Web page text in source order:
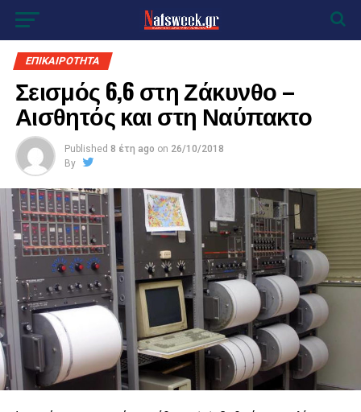
ΕΠΙΚΑΙΡΟΤΗΤΑ
Σεισμός 6,6 στη Ζάκυνθο –
Αισθητός και στη Ναύπακτο
Published 8 έτη ago on 26/10/2018
By